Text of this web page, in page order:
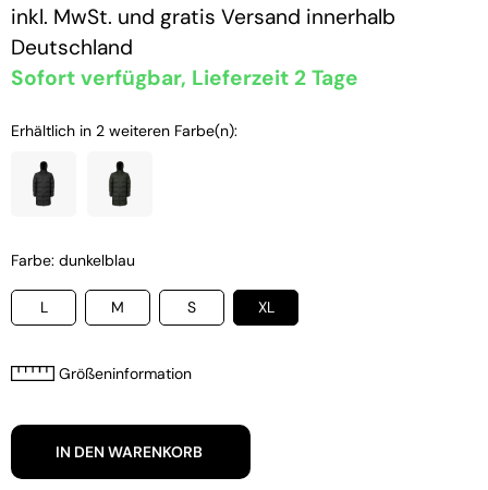
inkl. MwSt. und gratis Versand innerhalb
Deutschland
Sofort verfügbar, Lieferzeit 2 Tage
Erhältlich in 2 weiteren Farbe(n):
Farbe: dunkelblau
L M S XL
Größeninformation
IN DEN WARENKORB